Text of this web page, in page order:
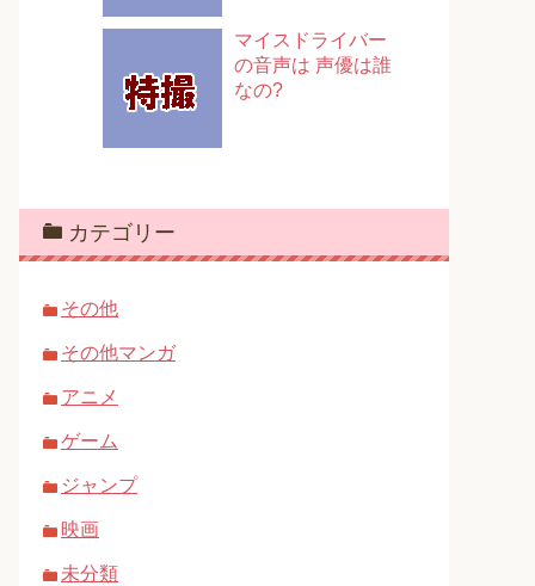
マイスドライバー
の音声は 声優は誰
なの?
カテゴリー
その他
その他マンガ
アニメ
ゲーム
ジャンプ
映画
未分類